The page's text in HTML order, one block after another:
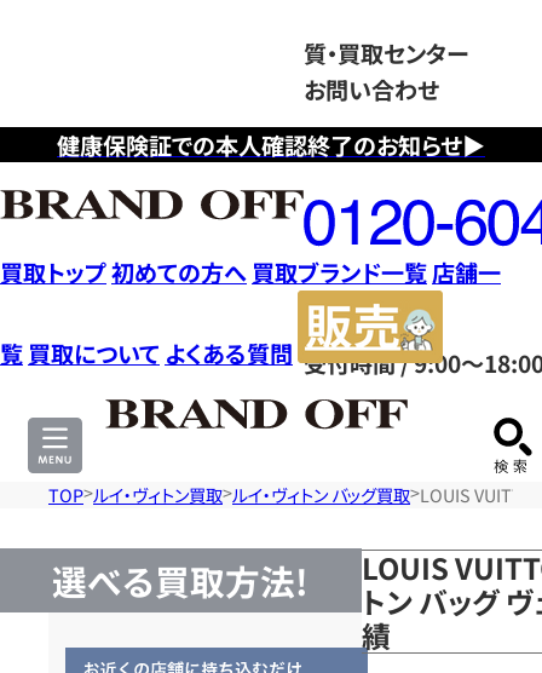
健康保険証での本人確認終了のお知らせ▶
質・買取センター
お問い合わせ
フ
リ
ー
ダ
イ
ヤ
ル
0120604117
受付時間 / 9:00～
買取トップ初めての方へ 買取ブランド一覧店舗一
覧 買取について よくある質問
サ
TOP ルイ・ヴィトン買取 ルイ・ヴィトン バッグ買取 LOUIS
選べる買取方法!
LOUIS
トン バッグ
績